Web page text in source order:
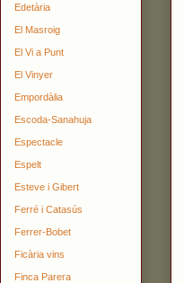
Edetària
El Masroig
El Vi a Punt
El Vinyer
Empordàlia
Escoda-Sanahuja
Espectacle
Espelt
Esteve i Gibert
Ferré i Catasús
Ferrer-Bobet
Ficària vins
Finca Parera